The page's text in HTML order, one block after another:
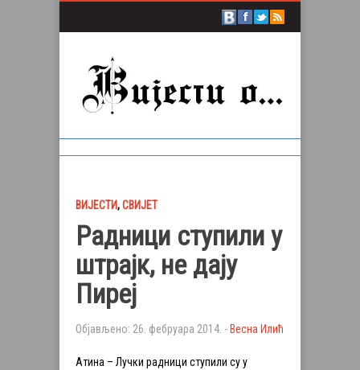
ВИЈЕСТИ,СВИЈЕТ
Радници ступили у
штрајк, не дају
Пиреј
Објављено: 26. фебруара 2014. - Весна Илић
Атина – Лучки радници ступили су у